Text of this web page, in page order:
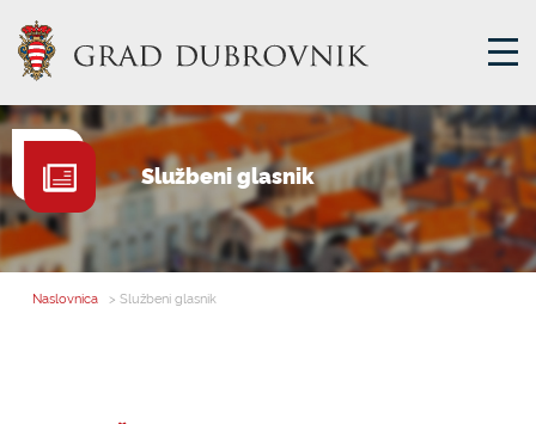
GRADSKA UPRAVA
GRADONAČELNIK
MJESNA SAMOUPRAVA
Službeni glasnik
Naslovnica > Službeni glasnik